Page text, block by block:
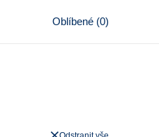
Oblíbené (0)